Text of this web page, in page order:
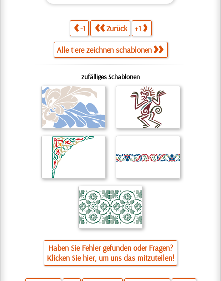
-1 Zurück +1
Alle tiere zeichnen schablonen
zufälliges Schablonen
Haben Sie Fehler gefunden oder Fragen?
Klicken Sie hier, um uns das mitzuteilen!